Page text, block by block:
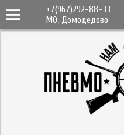
+7(967)292-88-33
МО, Домодедово